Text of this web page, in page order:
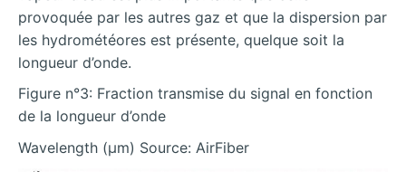
provoquée par les autres gaz et que la dispersion par
les hydrométéores est présente, quelque soit la
longueur d’onde.
Figure n°3: Fraction transmise du signal en fonction
de la longueur d’onde
Wavelength (µm) Source: AirFiber